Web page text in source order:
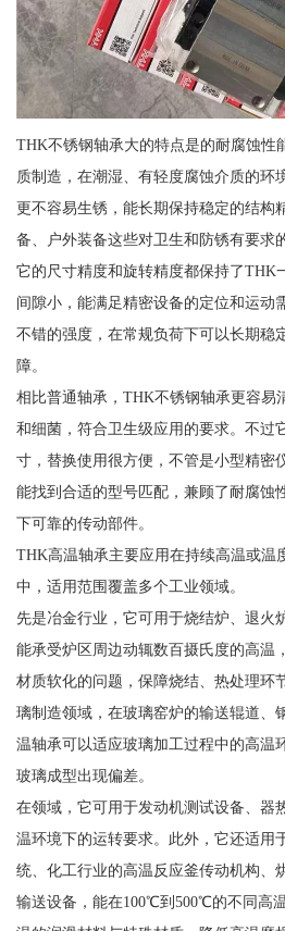
THK不锈钢轴承大的特点是的耐腐蚀性
质制造，在潮湿、有轻度腐蚀介质的环
更不容易生锈，能长期保持稳定的结构
备、户外装备这些对卫生和防锈有要求
它的尺寸精度和旋转精度都保持了THK
间隙小，能满足精密设备的定位和运动
不错的强度，在常规负荷下可以长期稳
障。
相比普通轴承，THK不锈钢轴承更容易
和细菌，符合卫生级应用的要求。不过
寸，替换使用很方便，不管是小型精密
能找到合适的型号匹配，兼顾了耐腐蚀
下可靠的传动部件。
THK高温轴承主要应用在持续高温或温
中，适用范围覆盖多个工业领域。
先是冶金行业，它可用于烧结炉、退火
能承受炉区周边动辄数百摄氏度的高温
材质软化的问题，保障烧结、热处理环
璃制造领域，在玻璃窑炉的输送辊道、
温轴承可以适应玻璃加工过程中的高温
玻璃成型出现偏差。
在领域，它可用于发动机测试设备、器
温环境下的运转要求。此外，它还适用
统、化工行业的高温反应釜传动机构、
输送设备，能在100℃到500℃的不同高